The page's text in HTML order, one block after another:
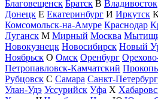
Благовещенск Братск В Владивосток
Донецк Е Екатеринбург И Иркутск
Комсомольск-на-Амуре Краснодар
Луганск М Мирный Москва
Новокузнецк Новосибирск Новый
Ноябрьск О Омск Оренбург
Петропавловск-Камчатский
Рубцовск С Самара Санкт-Петербург
Улан-Удэ Уссурийск Уфа Х